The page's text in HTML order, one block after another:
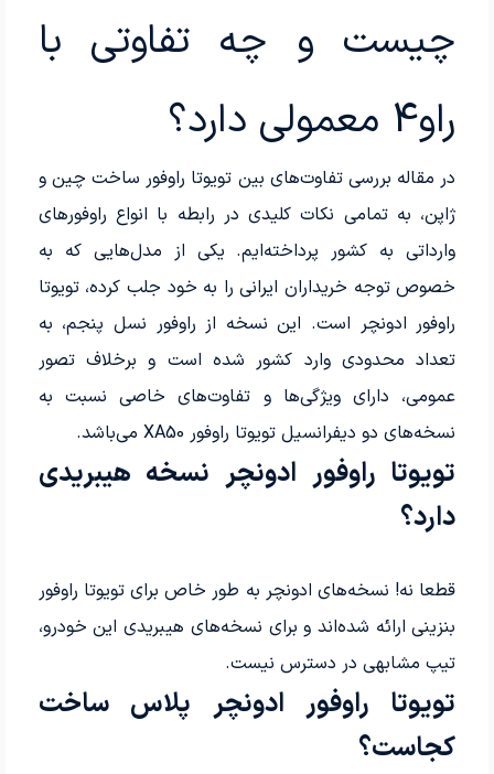
چیست و چه تفاوتی با
راو4 معمولی دارد؟
در مقاله بررسی تفاوت‌های بین تویوتا راوفور ساخت چین و
ژاپن، به تمامی نکات کلیدی در رابطه با انواع راوفورهای
وارداتی به کشور پرداخته‌ایم. یکی از مدل‌هایی که به
خصوص توجه خریداران ایرانی را به خود جلب کرده، تویوتا
راوفور ادونچر است. این نسخه از راوفور نسل پنجم، به
تعداد محدودی وارد کشور شده است و برخلاف تصور
عمومی، دارای ویژگی‌ها و تفاوت‌های خاصی نسبت به
نسخه‌های دو دیفرانسیل تویوتا راوفور XA50 می‌باشد.
تویوتا راوفور ادونچر نسخه هیبریدی
دارد؟
قطعا نه! نسخه‌های ادونچر به طور خاص برای تویوتا راوفور
بنزینی ارائه شده‌اند و برای نسخه‌های هیبریدی این خودرو،
تیپ مشابهی در دسترس نیست.
تویوتا راوفور ادونچر پلاس ساخت
کجاست؟